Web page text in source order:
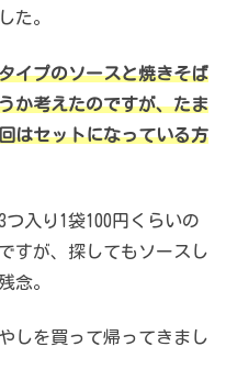
た。
イプのソースと焼きそば
か考えたのですが、たま
はセットになっている方
入り1袋100円くらいの
すが、探してもソースし
念。
しを買って帰ってきまし